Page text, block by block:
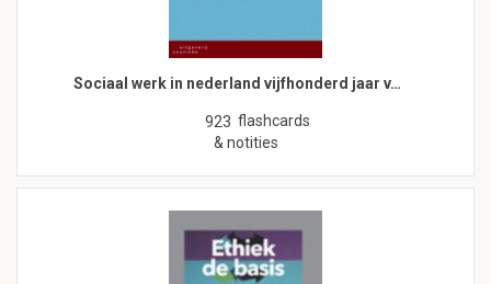
Sociaal werk in nederland vijfhonderd jaar v…
923 flashcards
& notities